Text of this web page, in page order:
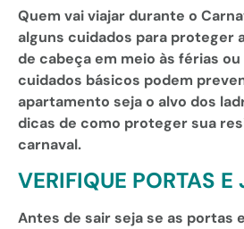
Quem vai viajar durante o
alguns cuidados para proteger
de cabeça em meio às férias
cuidados básicos podem
apartamento seja o alvo dos
dicas de como proteger sua
carnaval.
VERIFIQUE PORTAS E
Antes de sair seja se as portas